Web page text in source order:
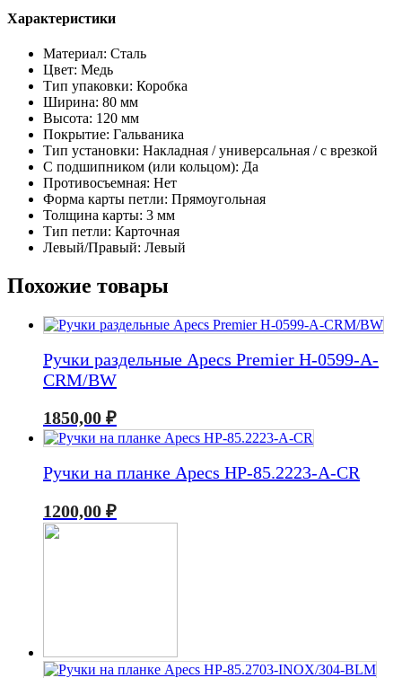
Характеристики
Материал: Сталь
Цвет: Медь
Тип упаковки: Коробка
Ширина: 80 мм
Высота: 120 мм
Покрытие: Гальваника
Тип установки: Накладная / универсальная / с врезкой
С подшипником (или кольцом): Да
Противосъемная: Нет
Форма карты петли: Прямоугольная
Толщина карты: 3 мм
Тип петли: Карточная
Левый/Правый: Левый
Похожие товары
Ручки раздельные Apecs Premier H-0599-A-
CRM/BW
1850,00 ₽
Ручки на планке Apecs HP-85.2223-A-CR
1200,00 ₽